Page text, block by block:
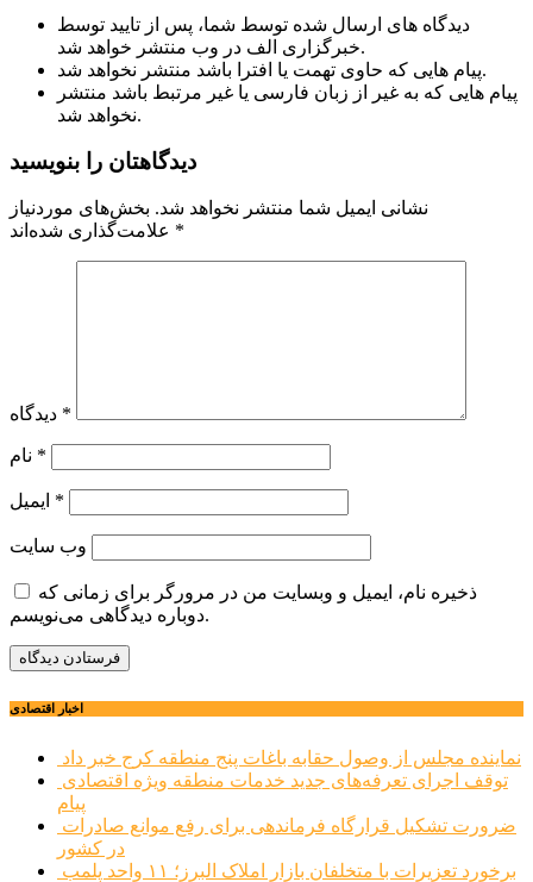
دیدگاه های ارسال شده توسط شما، پس از تایید توسط
خبرگزاری الف در وب منتشر خواهد شد.
پیام هایی که حاوی تهمت یا افترا باشد منتشر نخواهد شد.
پیام هایی که به غیر از زبان فارسی یا غیر مرتبط باشد منتشر
نخواهد شد.
دیدگاهتان را بنویسید
نشانی ایمیل شما منتشر نخواهد شد. بخش‌های موردنیاز
*
*
*
*
وب‌ سایت
ذخیره نام، ایمیل و وبسایت من در مرورگر برای زمانی که
دوباره دیدگاهی می‌نویسم.
اخبار اقتصادی
نماینده مجلس از وصول حقابه باغات پنج منطقه کرج خبر داد
پیام
در کشور